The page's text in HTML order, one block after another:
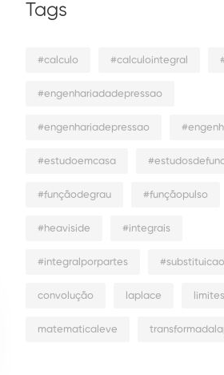
Tags
#calculo #calculointegral
#engenhariadadepressao
#engenhariadepressao
#estudoemcasa
#funçãodegrau #funçãopulso
#heaviside #integrais
#integralporpartes
convolução laplace limites
matematicaleve